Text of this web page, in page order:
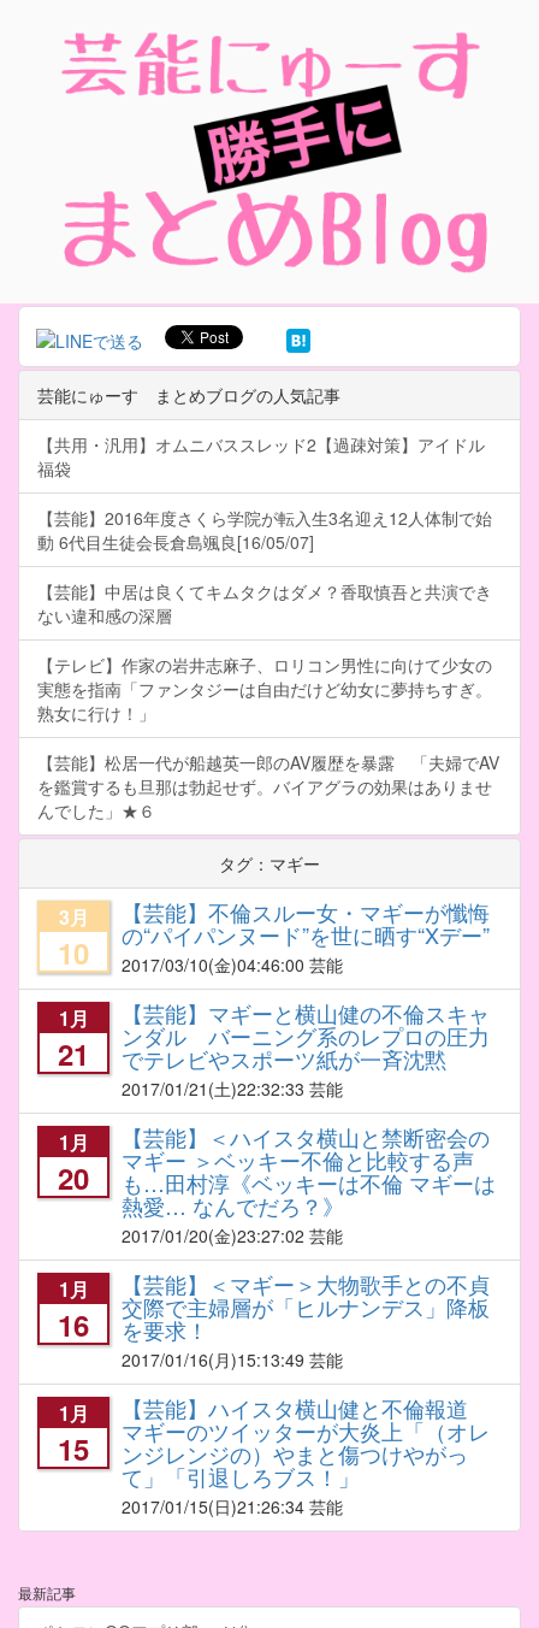
芸能にゅーす まとめブログの人気記事
【共用・汎用】オムニバススレッド2【過疎対策】アイドル
福袋
【芸能】2016年度さくら学院が転入生3名迎え12人体制で始
動 6代目生徒会長倉島颯良[16/05/07]
【芸能】中居は良くてキムタクはダメ？香取慎吾と共演でき
ない違和感の深層
【テレビ】作家の岩井志麻子、ロリコン男性に向けて少女の
実態を指南「ファンタジーは自由だけど幼女に夢持ちすぎ。
熟女に行け！」
【芸能】松居一代が船越英一郎のAV履歴を暴露 「夫婦でAV
を鑑賞するも旦那は勃起せず。バイアグラの効果はありませ
んでした」★６
タグ：マギー
3月
10
【芸能】不倫スルー女・マギーが懺悔
の“パイパンヌード”を世に晒す“Xデー”
2017/03/10(金)04:46:00 芸能
1月
21
【芸能】マギーと横山健の不倫スキャ
ンダル バーニング系のレプロの圧力
でテレビやスポーツ紙が一斉沈黙
2017/01/21 (土)22:32:33 芸能
1月
20
【芸能】＜ハイスタ横山と禁断密会の
マギー ＞ベッキー不倫と比較する声
も…田村淳《ベッキーは不倫 マギーは
熱愛… なんでだろ？》
2017/01/20(金)23:27:02 芸能
1月
16
【芸能】＜マギー＞大物歌手との不貞
交際で主婦層が「ヒルナンデス」降板
を要求！
2017/01/16(月)15:13:49 芸能
1月
15
【芸能】ハイスタ横山健と不倫報道
マギーのツイッターが大炎上「（オレ
ンジレンジの）やまと傷つけやがっ
て」「引退しろブス！」
2017/01/15(日)21:26:34 芸能
最新記事